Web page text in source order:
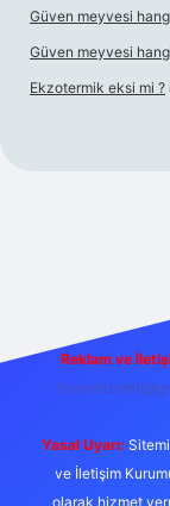
Güven meyvesi
Güven meyvesi
Ekzotermik eksi mi ?
Reklam ve
Yasal Uyarı:
ve İletişim
olarak hizmet